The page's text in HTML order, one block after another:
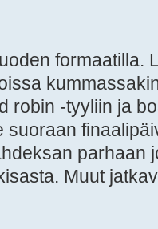
formaatilla.
robin -tyyliin ja
suoraan
parhaan
Muut